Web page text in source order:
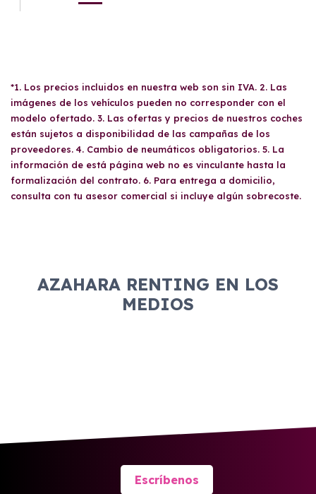
*1. Los precios incluidos en nuestra web son sin IVA. 2. Las
imágenes de los vehículos pueden no corresponder con el
modelo ofertado. 3. Las ofertas y precios de nuestros coches
están sujetos a disponibilidad de las campañas de los
proveedores. 4. Cambio de neumáticos obligatorios. 5. La
información de está página web no es vinculante hasta la
formalización del contrato. 6. Para entrega a domicilio,
consulta con tu asesor comercial si incluye algún sobrecoste.
AZAHARA RENTING EN LOS
MEDIOS
Escríbenos